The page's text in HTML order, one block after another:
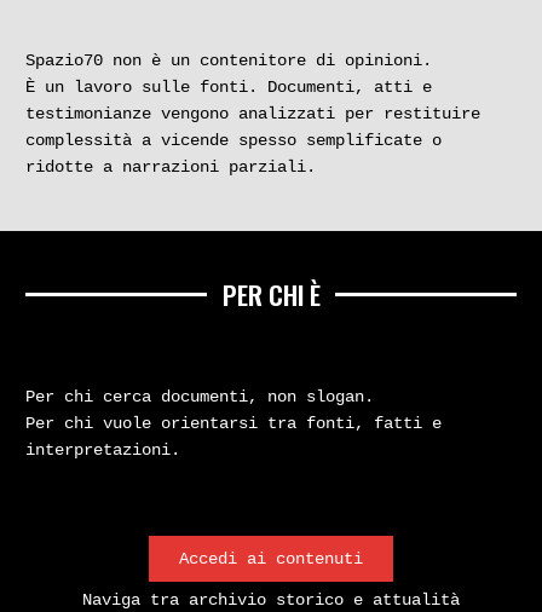
Spazio70 non è un contenitore di opinioni.
È un lavoro sulle fonti. Documenti, atti e
testimonianze vengono analizzati per restituire
complessità a vicende spesso semplificate o
ridotte a narrazioni parziali.
PER CHI È
Per chi cerca documenti, non slogan.
Per chi vuole orientarsi tra fonti, fatti e
interpretazioni.
Accedi ai contenuti
Naviga tra archivio storico e attualità